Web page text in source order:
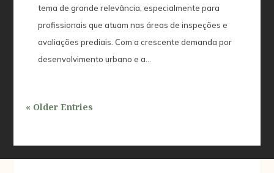
tema de grande relevância, especialmente para
profissionais que atuam nas áreas de inspeções e
avaliações prediais. Com a crescente demanda por
desenvolvimento urbano e a...
« Older Entries